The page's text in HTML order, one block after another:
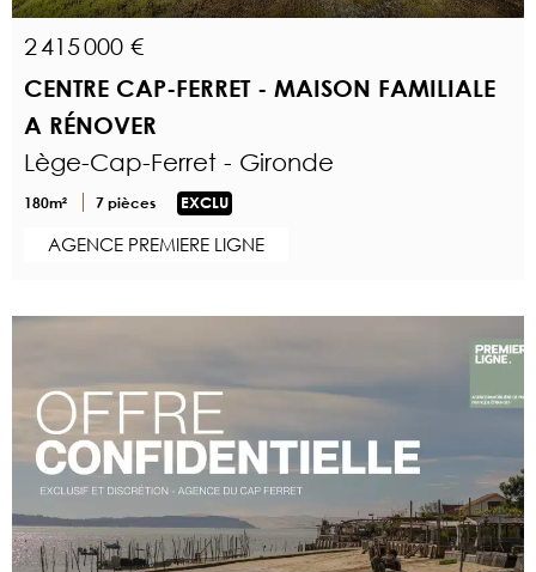
2 415 000 €
CENTRE CAP-FERRET - MAISON FAMILIALE
A RÉNOVER
Lège-Cap-Ferret - Gironde
180m² 7 pièces EXCLU
AGENCE PREMIERE LIGNE